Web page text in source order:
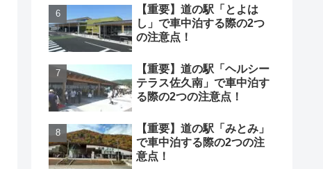
【重要】道の駅「とよは
し」で車中泊する際の2つ
の注意点！
【重要】道の駅「ヘルシー
テラス佐久南」で車中泊す
る際の2つの注意点！
【重要】道の駅「みとみ」
で車中泊する際の2つの注
意点！